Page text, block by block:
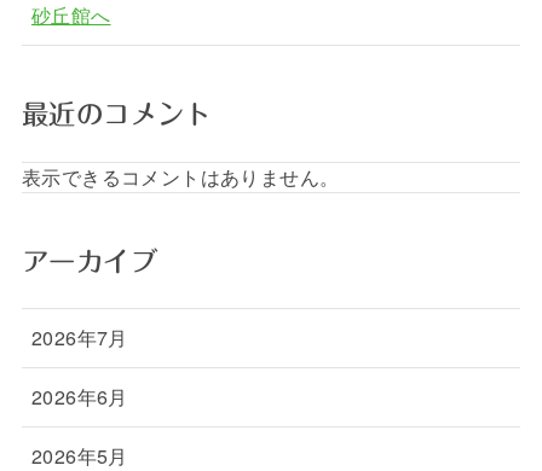
砂丘館へ
最近のコメント
表示できるコメントはありません。
アーカイブ
2026年7月
2026年6月
2026年5月